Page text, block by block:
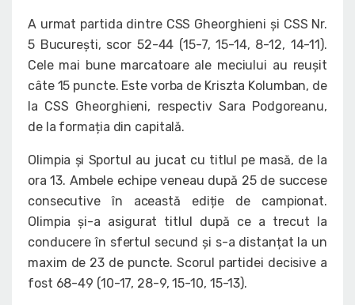
A urmat partida dintre CSS Gheorghieni și CSS Nr.
5 București, scor 52-44 (15-7, 15-14, 8-12, 14-11).
Cele mai bune marcatoare ale meciului au reușit
câte 15 puncte. Este vorba de Kriszta Kolumban, de
la CSS Gheorghieni, respectiv Sara Podgoreanu,
de la formația din capitală.
Olimpia și Sportul au jucat cu titlul pe masă, de la
ora 13. Ambele echipe veneau după 25 de succese
consecutive în această ediție de campionat.
Olimpia și-a asigurat titlul după ce a trecut la
conducere în sfertul secund și s-a distanțat la un
maxim de 23 de puncte. Scorul partidei decisive a
fost 68-49 (10-17, 28-9, 15-10, 15-13).